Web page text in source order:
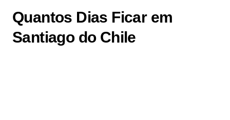
Quantos Dias Ficar em
Santiago do Chile